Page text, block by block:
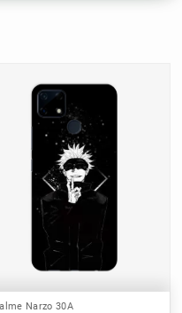
Narzo 30A